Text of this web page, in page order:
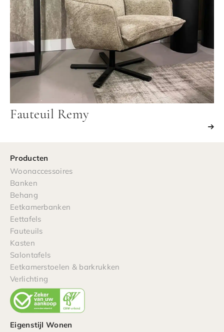
Fauteuil Remy
Producten
Woonaccessoires
Banken
Behang
Eetkamerbanken
Eettafels
Fauteuils
Kasten
Salontafels
Eetkamerstoelen & barkrukken
Verlichting
Eigenstijl Wonen